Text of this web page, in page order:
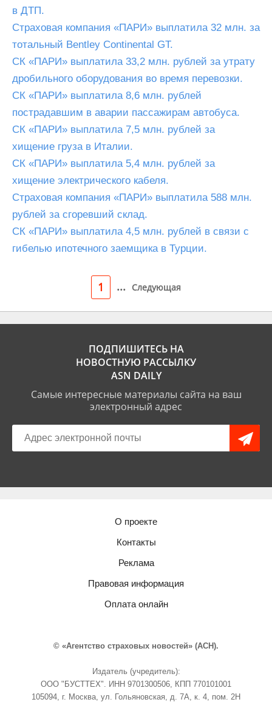
в ДТП.
Страховая компания «ПАРИ» выплатила 32 млн. за
тотальный Bentley Continental GT.
СК «ПАРИ» выплатила 33,2 млн. рублей за утрату
дробильного оборудования во время перевозки.
СК «ПАРИ» выплатила 8,6 млн. рублей
пострадавшим в аварии пассажирам автобуса.
СК «ПАРИ» выплатила 7,5 млн. рублей за
хищение груза в Италии.
СК «ПАРИ» выплатила 5,4 млн. рублей за
хищение электрического кабеля.
Страховая компания «ПАРИ» выплатила 588 млн.
рублей за сгоревший склад.
СК «ПАРИ» выплатила 4,5 млн. рублей в связи с
гибелью ипотечного заемщика в Турции.
1 ... Следующая
ПОДПИШИТЕСЬ НА
НОВОСТНУЮ РАССЫЛКУ
ASN DAILY
Самые интересные материалы сайта на ваш
электронный адрес
О проекте
Контакты
Реклама
Правовая информация
Оплата онлайн
© «Агентство страховых новостей» (АСН).
Издатель (учредитель):
ООО "БУСТТЕХ". ИНН 9701300506, КПП 770101001
105094, г. Москва, ул. Гольяновская, д. 7А, к. 4, пом. 2Н